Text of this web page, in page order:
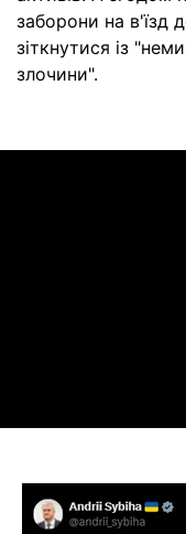
заборони на в'їзд
зіткнутися із
злочини".